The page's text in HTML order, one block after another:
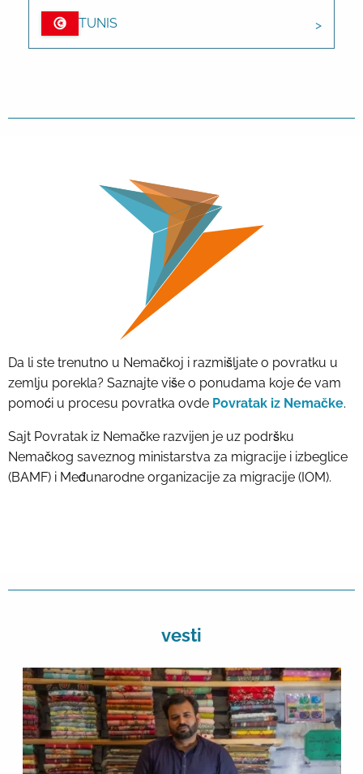
TUNIS
Da li ste trenutno u Nemačkoj i razmišljate o povratku u
zemlju porekla? Saznajte više o ponudama koje će vam
pomoći u procesu povratka ovde Povratak iz Nemačke.
Sajt Povratak iz Nemačke razvijen je uz podršku
Nemačkog saveznog ministarstva za migracije i izbeglice
(BAMF) i Međunarodne organizacije za migracije (IOM).
vesti